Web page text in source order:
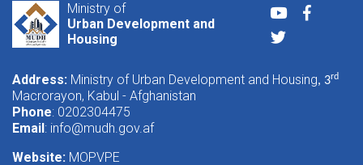
Ministry of
Urban Development and
Housing
Youtube
Twitter
Address: Ministry of Urban Development and Housing, 3rd
Macrorayon, Kabul - Afghanistan
Phone: 0202304475
Email : info@mudh.gov.af
Website: MOPVPE